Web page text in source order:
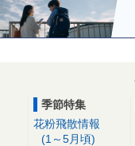
季節特集
花粉飛散情報
(1～5月頃)